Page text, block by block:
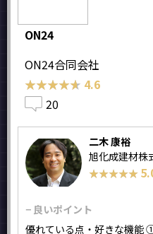
ON24
ON24合同会社
★★★★★
★★★★★ 4.6
20
二木 康裕
旭化成建材株
★★★★★
★★★★★
− 良いポイント
優れている点・好きな機能